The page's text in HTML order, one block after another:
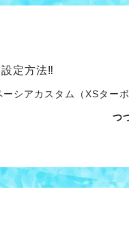
定方法‼
シアカスタム（XSター
つ